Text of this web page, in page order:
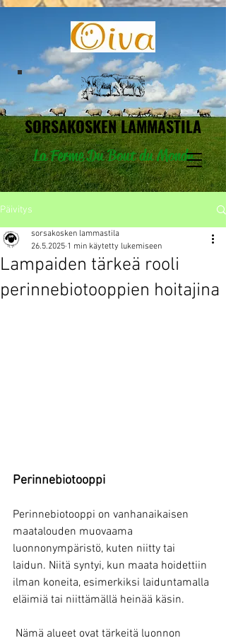
SORSAKOSKENLAMMASTILA
La Ferme Du Bout du Monde
Päivitys
Lampaiden tärkeä rooli
perinnebiotooppien hoitajina
sorsakosken lammastila
26.5.2025 1 min käytetty lukemiseen
Perinnebiotooppi
Perinnebiotooppi on vanhanaikaisen
maatalouden muovaama
luonnonympäristö, kuten niitty tai
laidun. Niitä syntyi, kun maata hoidettiin
ilman koneita, esimerkiksi laiduntamalla
eläimiä tai niittämällä heinää käsin.
Nämä alueet ovat tärkeitä luonnon